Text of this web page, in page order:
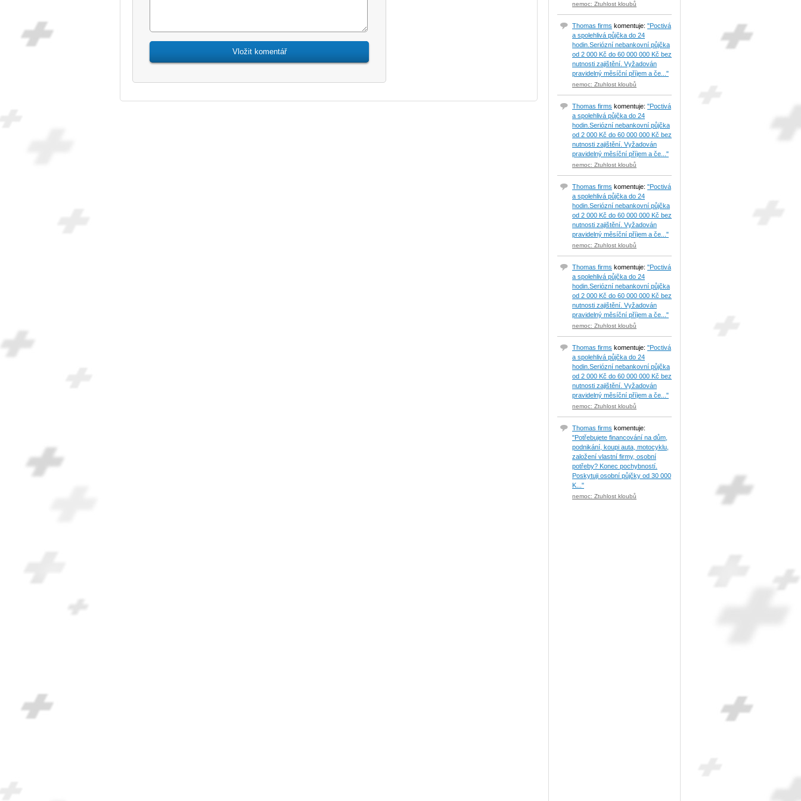
nemoc: Ztuhlost kloubů
Thomas firms komentuje: "Poctivá
a spolehlivá půjčka do 24
hodin.Seriózní nebankovní půjčka
od 2 000 Kč do 60 000 000 Kč bez
nutnosti zajištění. Vyžadován
pravidelný měsíční příjem a če..."
nemoc: Ztuhlost kloubů
Thomas firms komentuje: "Poctivá
a spolehlivá půjčka do 24
hodin.Seriózní nebankovní půjčka
od 2 000 Kč do 60 000 000 Kč bez
nutnosti zajištění. Vyžadován
pravidelný měsíční příjem a če..."
nemoc: Ztuhlost kloubů
Thomas firms komentuje: "Poctivá
a spolehlivá půjčka do 24
hodin.Seriózní nebankovní půjčka
od 2 000 Kč do 60 000 000 Kč bez
nutnosti zajištění. Vyžadován
pravidelný měsíční příjem a če..."
nemoc: Ztuhlost kloubů
Thomas firms komentuje: "Poctivá
a spolehlivá půjčka do 24
hodin.Seriózní nebankovní půjčka
od 2 000 Kč do 60 000 000 Kč bez
nutnosti zajištění. Vyžadován
pravidelný měsíční příjem a če..."
nemoc: Ztuhlost kloubů
Thomas firms komentuje: "Poctivá
a spolehlivá půjčka do 24
hodin.Seriózní nebankovní půjčka
od 2 000 Kč do 60 000 000 Kč bez
nutnosti zajištění. Vyžadován
pravidelný měsíční příjem a če..."
nemoc: Ztuhlost kloubů
Thomas firms komentuje:
"Potřebujete financování na dům,
podnikání, koupi auta, motocyklu,
založení vlastní firmy, osobní
potřeby? Konec pochybností.
Poskytuji osobní půjčky od 30 000
K..."
nemoc: Ztuhlost kloubů